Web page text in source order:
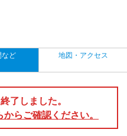
など 地図・アクセス
了しました。
らご確認ください。